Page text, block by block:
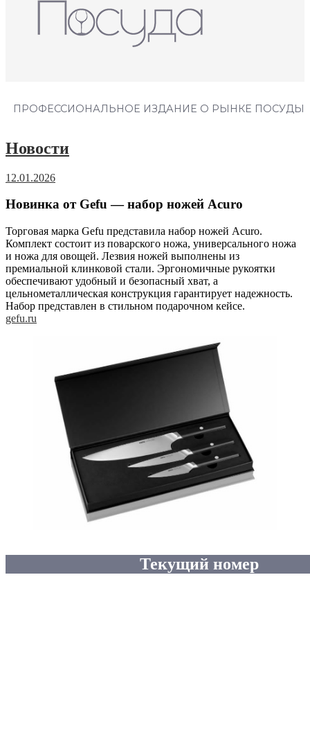
ПРОФЕССИОНАЛЬНОЕ ИЗДАНИЕ О РЫНКЕ ПОСУДЫ
Новости
12.01.2026
Новинка от Gefu — набор ножей Acuro
Торговая марка Gefu представила набор ножей Acuro.
Комплект состоит из поварского ножа, универсального ножа
и ножа для овощей. Лезвия ножей выполнены из
премиальной клинковой стали. Эргономичные рукоятки
обеспечивают удобный и безопасный хват, а
цельнометаллическая конструкция гарантирует надежность.
Набор представлен в стильном подарочном кейсе.
gefu.ru
Текущий номер